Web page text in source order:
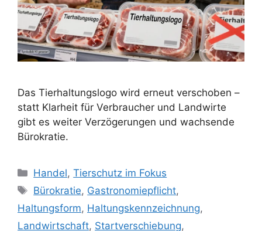
Das Tierhaltungslogo wird erneut verschoben –
statt Klarheit für Verbraucher und Landwirte
gibt es weiter Verzögerungen und wachsende
Bürokratie.
K
a
e
Handel,Tierschutz im Fokus
S
c
Bürokratie, Gastronomiepflicht,
Haltungsform, Haltungskennzeichnung,
Landwirtschaft, Startverschiebung,